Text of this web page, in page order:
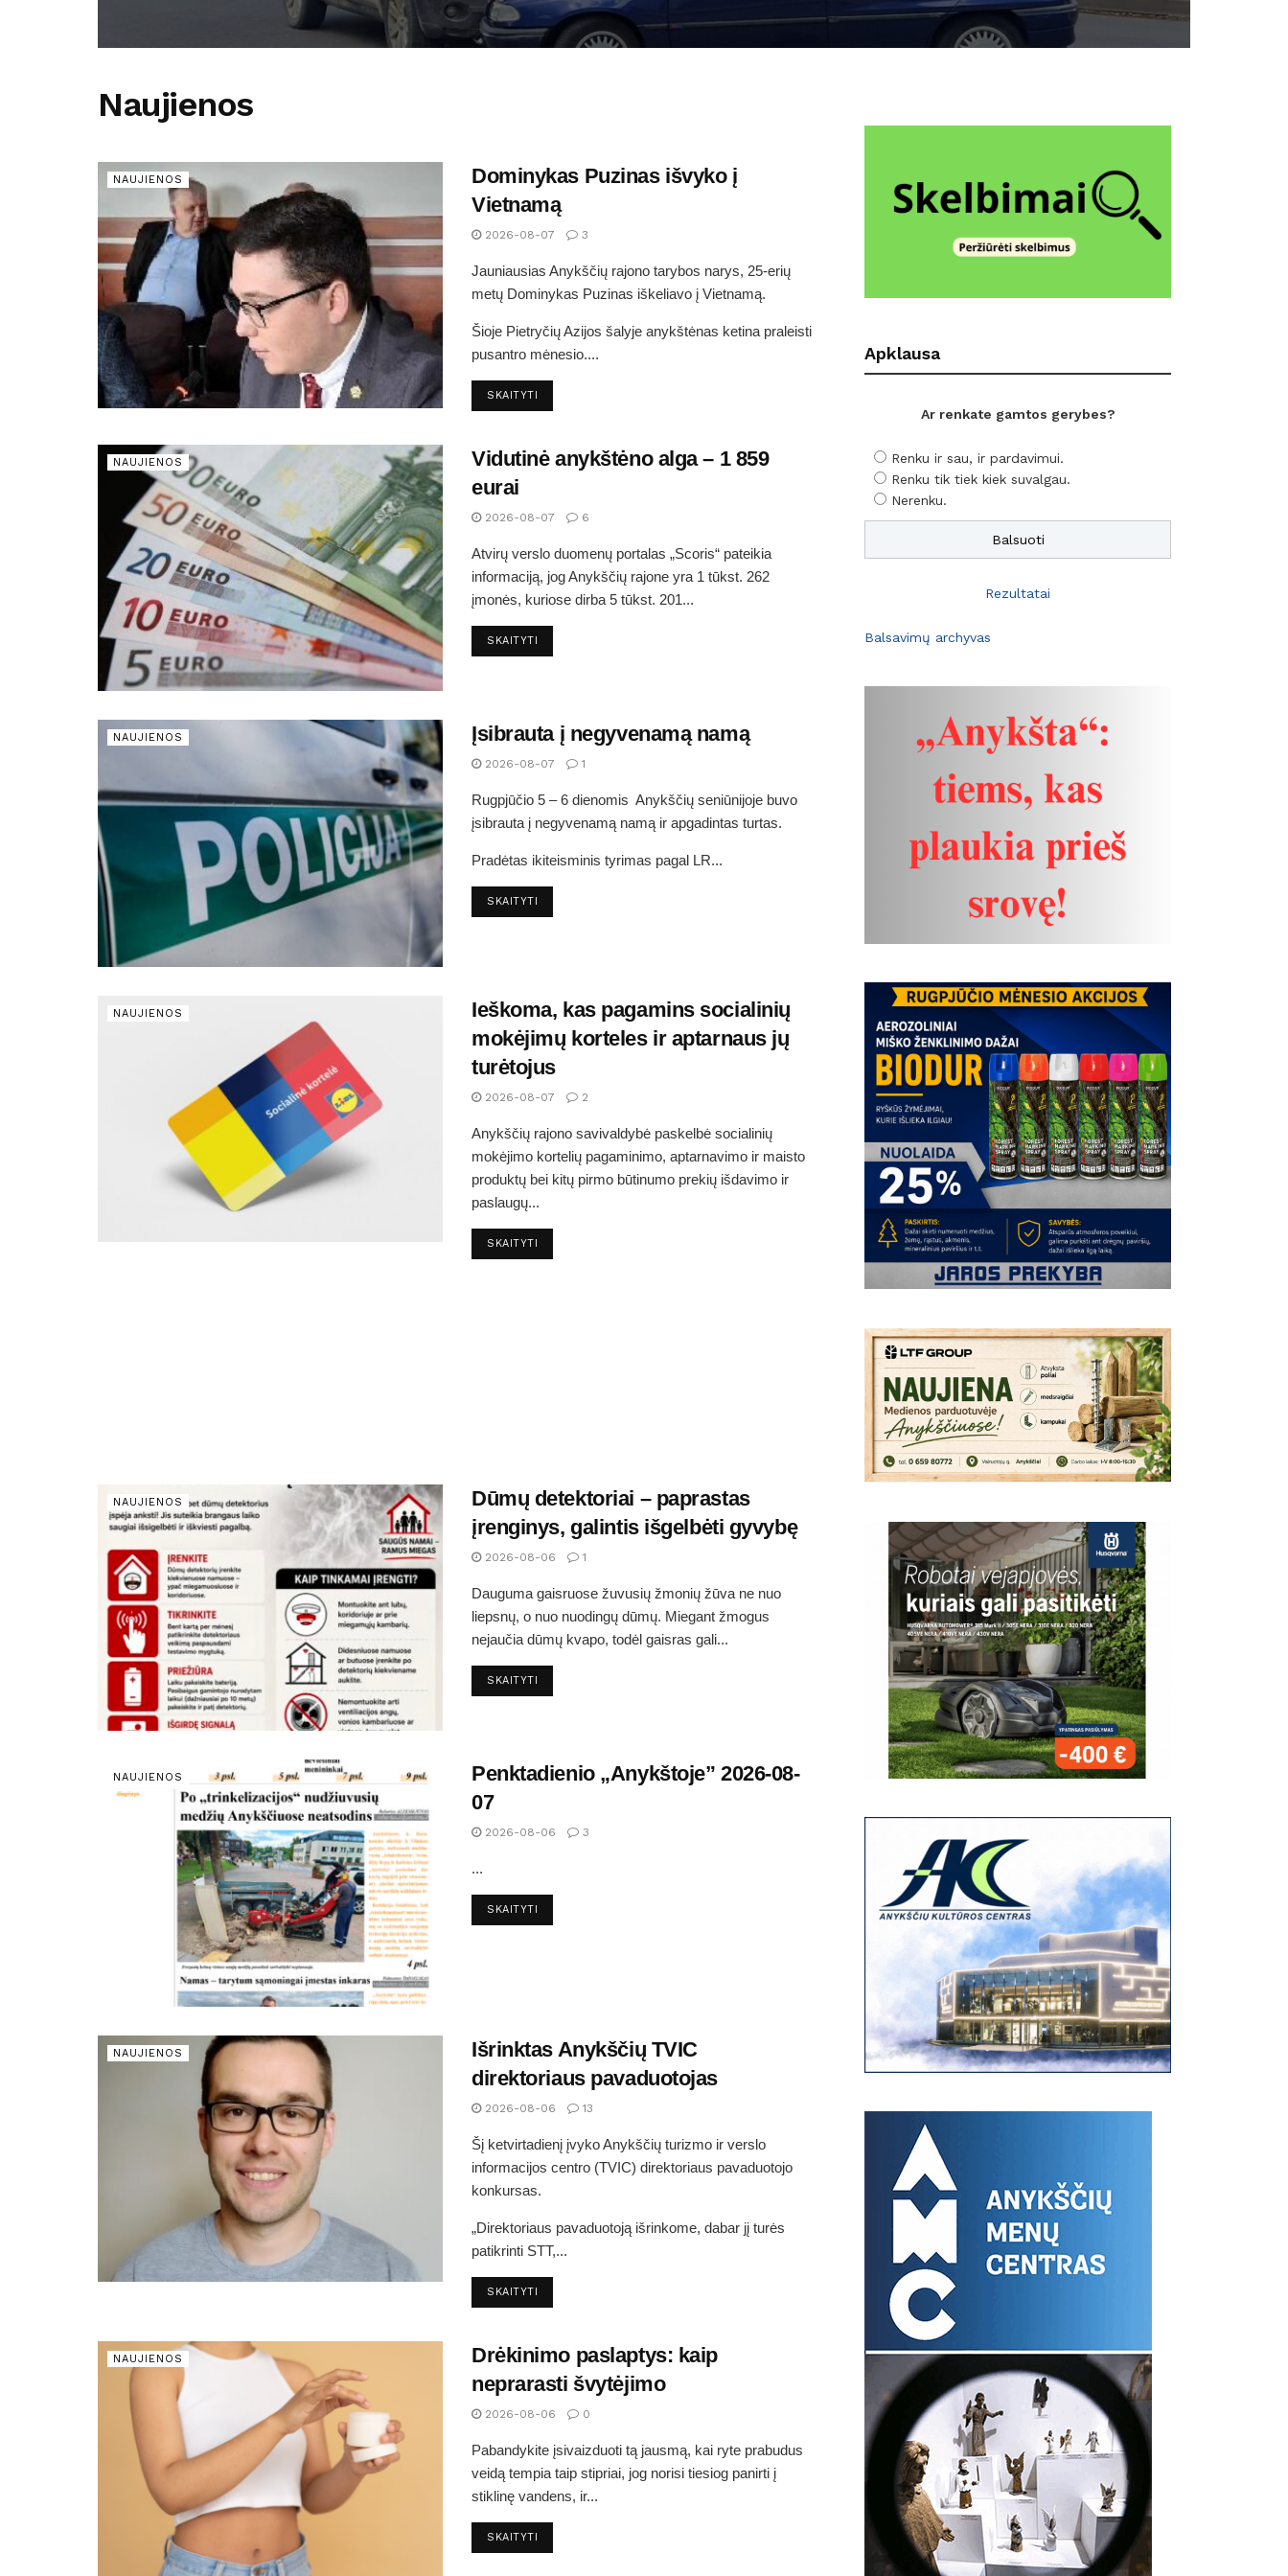
Naujienos
NAUJIENOS
Dominykas Puzinas išvyko į
Vietnamą
2026-08-07 3
Jauniausias Anykščių rajono tarybos narys, 25-erių
metų Dominykas Puzinas iškeliavo į Vietnamą.
Šioje Pietryčių Azijos šalyje anykštėnas ketina praleisti
pusantro mėnesio....
SKAITYTI
NAUJIENOS
Vidutinė anykštėno alga – 1 859
eurai
2026-08-07 6
Atvirų verslo duomenų portalas „Scoris“ pateikia
informaciją, jog Anykščių rajone yra 1 tūkst. 262
įmonės, kuriose dirba 5 tūkst. 201...
SKAITYTI
NAUJIENOS Įsibrauta į negyvenamą namą
2026-08-07 1
Rugpjūčio 5 – 6 dienomis Anykščių seniūnijoje buvo
įsibrauta į negyvenamą namą ir apgadintas turtas.
Pradėtas ikiteisminis tyrimas pagal LR...
SKAITYTI
NAUJIENOS
Ieškoma, kas pagamins socialinių
mokėjimų korteles ir aptarnaus jų
turėtojus
2026-08-07 2
Anykščių rajono savivaldybė paskelbė socialinių
mokėjimo kortelių pagaminimo, aptarnavimo ir maisto
produktų bei kitų pirmo būtinumo prekių išdavimo ir
paslaugų...
SKAITYTI
NAUJIENOS
Dūmų detektoriai – paprastas
įrenginys, galintis išgelbėti gyvybę
2026-08-06 1
Dauguma gaisruose žuvusių žmonių žūva ne nuo
liepsnų, o nuo nuodingų dūmų. Miegant žmogus
nejaučia dūmų kvapo, todėl gaisras gali...
SKAITYTI
NAUJIENOS
Penktadienio „Anykštoje” 2026-08-
07
2026-08-06 3
...
SKAITYTI
NAUJIENOS
Išrinktas Anykščių TVIC
direktoriaus pavaduotojas
2026-08-06 13
Šį ketvirtadienį įvyko Anykščių turizmo ir verslo
informacijos centro (TVIC) direktoriaus pavaduotojo
konkursas.
„Direktoriaus pavaduotoją išrinkome, dabar jį turės
patikrinti STT,...
SKAITYTI
NAUJIENOS
Drėkinimo paslaptys: kaip
neprarasti švytėjimo
2026-08-06 0
Pabandykite įsivaizduoti tą jausmą, kai ryte prabudus
veidą tempia taip stipriai, jog norisi tiesiog panirti į
stiklinę vandens, ir...
SKAITYTI
Apklausa
Ar renkate gamtos gerybes?
Renku ir sau, ir pardavimui.
Renku tik tiek kiek suvalgau.
Nerenku.
Rezultatai
Balsavimų archyvas